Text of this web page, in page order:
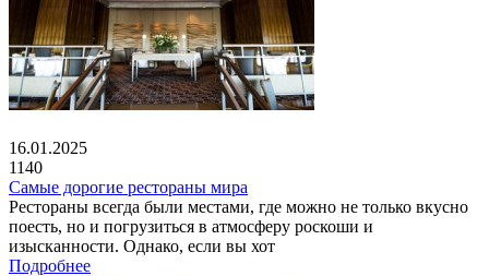
16.01.2025
1140
Самые дорогие рестораны мира
Рестораны всегда были местами, где можно не только вкусно
поесть, но и погрузиться в атмосферу роскоши и
изысканности. Однако, если вы хот
Подробнее